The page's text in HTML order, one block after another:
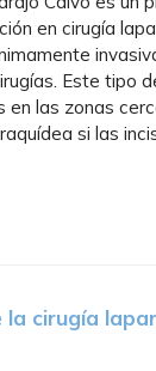
en cirugía
Este tipo
en las zonas
si las
la cirugía